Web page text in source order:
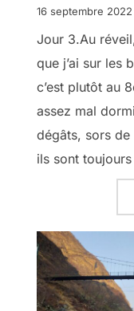
16 septembre 2022
Jour 3.Au
que j’ai sur les
c’est plutôt au
assez mal
dégâts, sors
ils sont